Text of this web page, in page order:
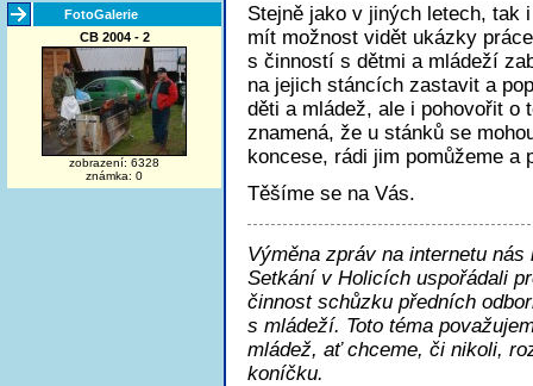
FotoGalerie
CB 2004 - 2
zobrazení: 6328
známka: 0
Stejně jako v jiných letech, tak
mít možnost vidět ukázky
s činností s dětmi a mládeží
na jejich stáncích zastavit a
děti a mládež, ale i pohovořit o
znamená, že u stánků se
koncese, rádi jim pomůžeme a
Těšíme se na Vás.
Výměna zpráv na internetu
Setkání v Holicích uspořádali
činnost schůzku předních
s mládeží. Toto téma
mládež, ať chceme, či nikoli,
koníčku.